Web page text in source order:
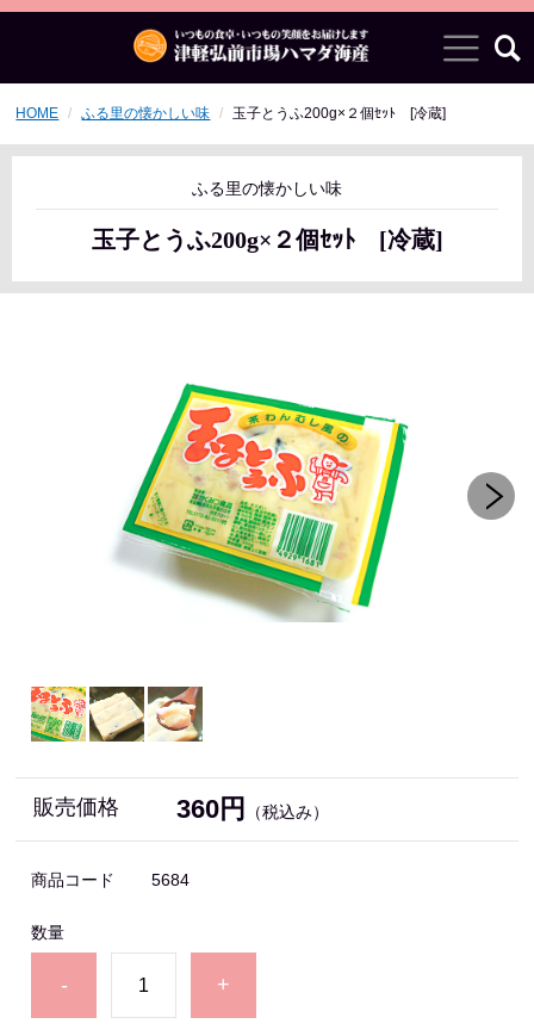
HOME ふる里の懐かしい味 玉子とうふ200g×２個ｾｯﾄ [冷蔵]
ふる里の懐かしい味
玉子とうふ200g×２個ｾｯﾄ [冷蔵]
販売価格 360円 （税込み）
商品コード 5684
数量
- +